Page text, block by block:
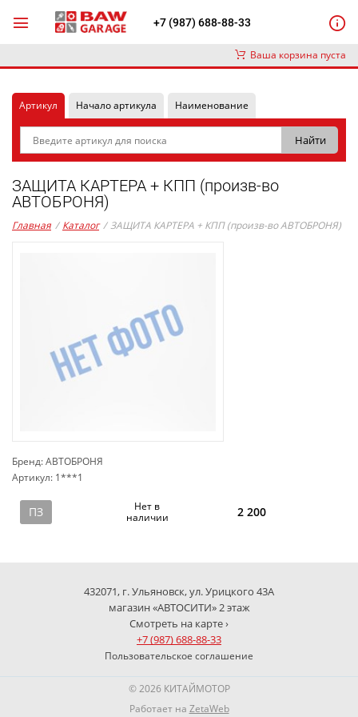
+7 (987) 688-88-33
Ваша корзина пуста
Артикул Начало артикула Наименование
ЗАЩИТА КАРТЕРА + КПП (произв-во
АВТОБРОНЯ)
Главная / Каталог / ЗАЩИТА КАРТЕРА + КПП (произв-во АВТОБРОНЯ)
Бренд: АВТОБРОНЯ
Артикул: 1***1
ПЗ
Нет в
наличии
2 200
432071, г. Ульяновск, ул. Урицкого 43А
магазин «АВТОСИТИ» 2 этаж
Смотреть на карте ›
+7 (987) 688-88-33
Пользовательское соглашение
© 2026 КИТАЙМОТОР
Работает на ZetaWeb